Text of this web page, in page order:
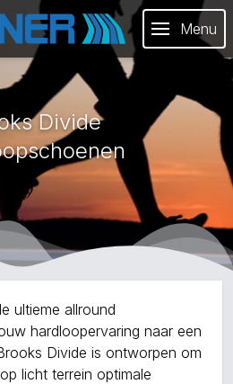
Menu
Divide
ultieme allround
hardloopervaring naar een
Divide is ontworpen om
licht terrein optimale